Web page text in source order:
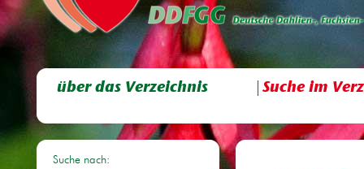
über das Verzeichnis Suche im
Suche nach: